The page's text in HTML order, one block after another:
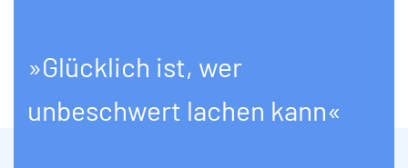
»Glücklich ist, wer
unbeschwert lachen kann«